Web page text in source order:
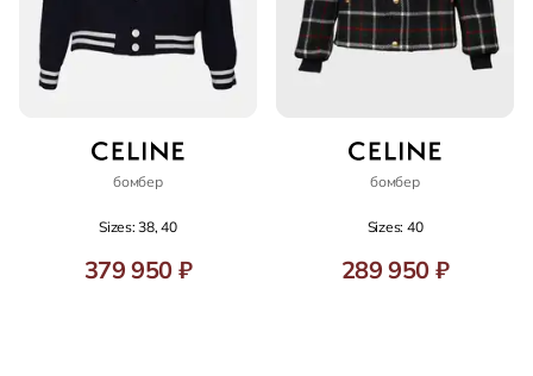
бомбер
Sizes: 38, 40
379 950 ₽
бомбер
Sizes: 40
289 950 ₽